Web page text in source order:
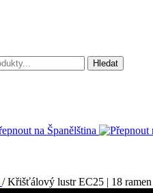
Hledat
/ Křišťálový lustr EC25 | 18 ramen